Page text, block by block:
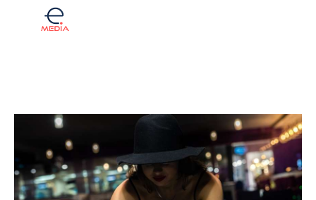
Fintech
Investicije